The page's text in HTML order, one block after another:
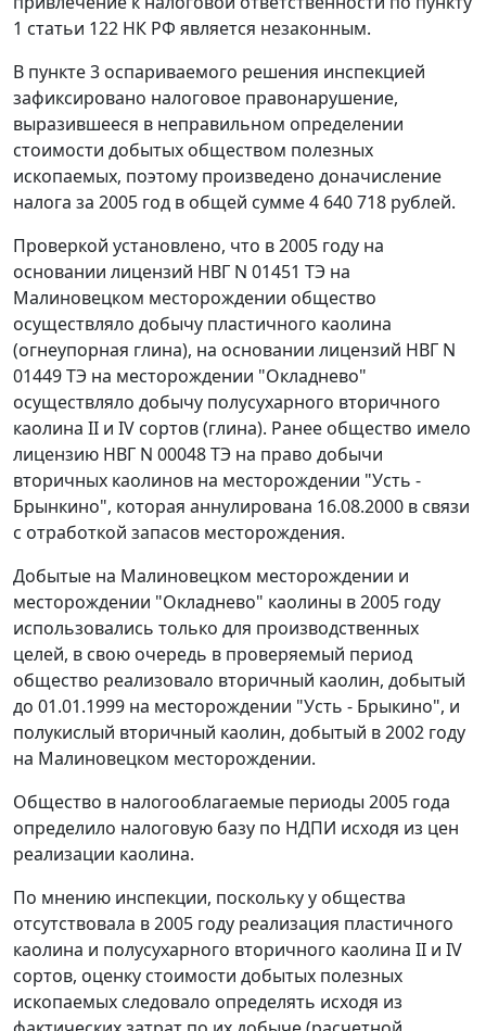
1 статьи 122 НК РФ является незаконным.
В пункте 3 оспариваемого решения инспекцией
зафиксировано налоговое правонарушение,
выразившееся в неправильном определении
стоимости добытых обществом полезных
ископаемых, поэтому произведено доначисление
налога за 2005 год в общей сумме 4 640 718 рублей.
Проверкой установлено, что в 2005 году на
основании лицензий НВГ N 01451 ТЭ на
Малиновецком месторождении общество
осуществляло добычу пластичного каолина
(огнеупорная глина), на основании лицензий НВГ N
01449 ТЭ на месторождении "Окладнево"
осуществляло добычу полусухарного вторичного
каолина II и IV сортов (глина). Ранее общество имело
лицензию НВГ N 00048 ТЭ на право добычи
вторичных каолинов на месторождении "Усть -
Брынкино", которая аннулирована 16.08.2000 в связи
с отработкой запасов месторождения.
Добытые на Малиновецком месторождении и
месторождении "Окладнево" каолины в 2005 году
использовались только для производственных
целей, в свою очередь в проверяемый период
общество реализовало вторичный каолин, добытый
до 01.01.1999 на месторождении "Усть - Брыкино", и
полукислый вторичный каолин, добытый в 2002 году
на Малиновецком месторождении.
Общество в налогооблагаемые периоды 2005 года
определило налоговую базу по НДПИ исходя из цен
реализации каолина.
По мнению инспекции, поскольку у общества
отсутствовала в 2005 году реализация пластичного
каолина и полусухарного вторичного каолина II и IV
сортов, оценку стоимости добытых полезных
ископаемых следовало определять исходя из